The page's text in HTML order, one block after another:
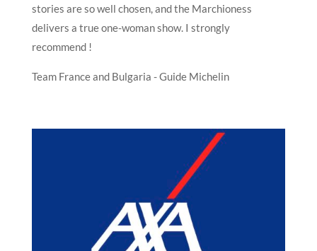
stories are so well chosen, and the Marchioness
delivers a true one-woman show. I strongly
recommend !
Team France and Bulgaria - Guide Michelin